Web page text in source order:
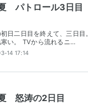
パトロール3日目
日二日目を終えて、三日
寒い。 TVから流れるニ…
14 17:14
怒涛の2日目